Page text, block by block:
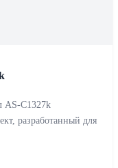
AS-C1327k
разработанный для